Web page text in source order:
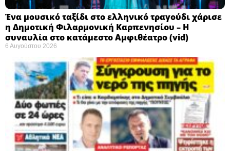
Ένα μουσικό ταξίδι στο ελληνικό τραγούδι χάρισε
η Δημοτική Φιλαρμονική Καρπενησίου – Η
συναυλία στο κατάμεστο Αμφιθέατρο (vid)
6 Αυγούστου 2026